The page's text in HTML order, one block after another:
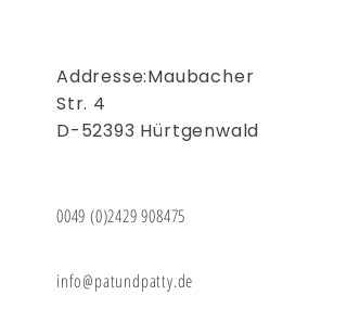
Addresse:Maubacher
Str. 4
D-52393 Hürtgenwald
0049 (0)2429 908475
info@patundpatty.de